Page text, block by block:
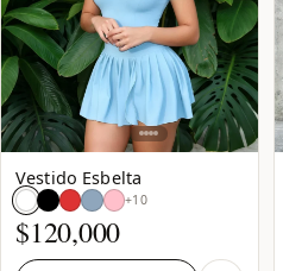
Vestido Esbelta
+10
$120,000